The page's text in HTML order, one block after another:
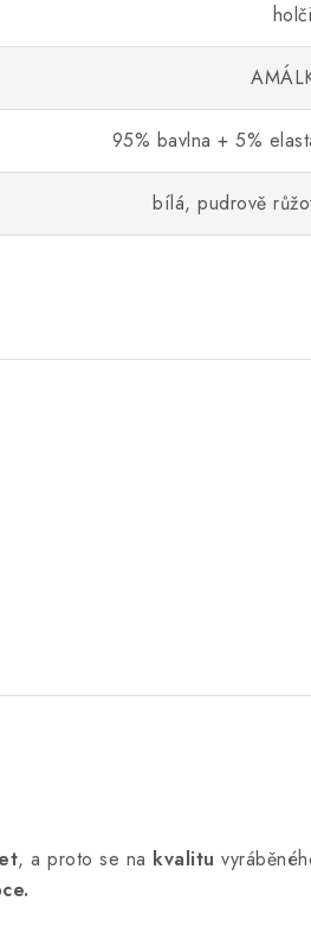
95% bavlna + 5%
bílá, pudrově
, a proto se na kvalitu